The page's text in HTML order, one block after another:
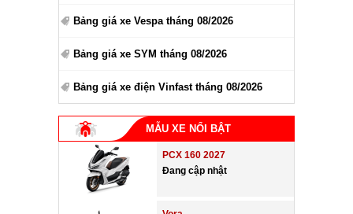
Bảng giá xe Vespa tháng 08/2026
Bảng giá xe SYM tháng 08/2026
Bảng giá xe điện Vinfast tháng 08/2026
MẪU XE NỔI BẬT
PCX 160 2027
Đang cập nhật